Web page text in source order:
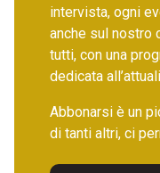
intervista, ogni
anche sul nostro
tutti, con una
dedicata
Abbonarsi è un
di tanti altri, ci